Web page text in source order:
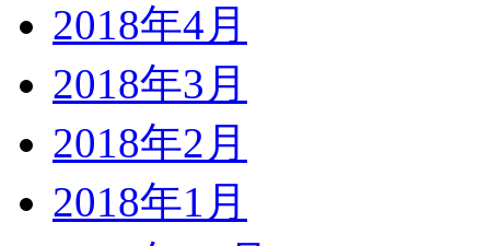
2018年4月
2018年3月
2018年2月
2018年1月